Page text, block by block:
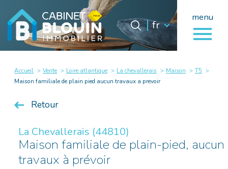
menu
Langue
fr
Accueil 0 Langue
fr
Accueil Vente Loire atlantique La chevallerais Maison
T5
Maison familiale de plain pied aucun travaux a prevoir
Retour
La Chevallerais (44810)
Maison familiale de plain-pied, aucun
travaux à prévoir